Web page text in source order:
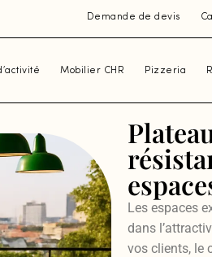
Demande de devis
Mobilier CHR Pizzeria
Les espaces
dans
vos clients, le